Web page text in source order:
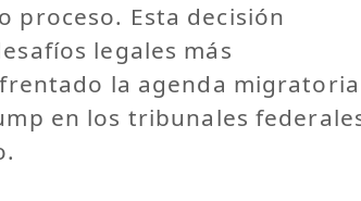
proceso. Esta decisión
legales más
la agenda migratoria
en los tribunales